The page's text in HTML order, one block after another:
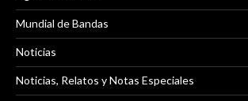
Mundial de Bandas
Noticias
Noticias, Relatos y Notas Especiales